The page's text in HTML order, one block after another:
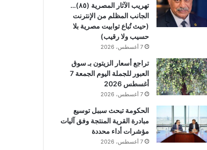
تهريب الآثار المصرية (٨٥)…
الجانب المظلم من الإنترنت
(حيث تُباع توابيت مصرية بلا
حسيب ولا رقيب)
7 أغسطس، 2026
تراجع أسعار الزيتون بـ سوق
العبور للجملة اليوم الجمعة 7
أغسطس 2026
7 أغسطس، 2026
الحكومة تبحث سببل توسيع
مبادرة القرية المنتجة وفق آليات
مؤشرات أداء محددة
7 أغسطس، 2026